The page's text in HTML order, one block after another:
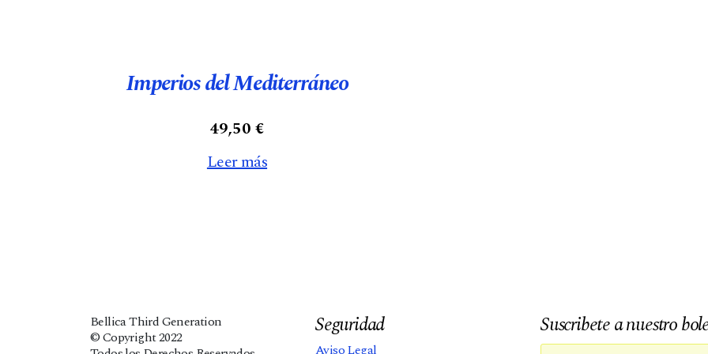
Imperios del Mediterráneo
49,50 €
Leer más
Bellica Third Generation
© Copyright 2022
Seguridad
Aviso Legal
Suscribete a nuestro